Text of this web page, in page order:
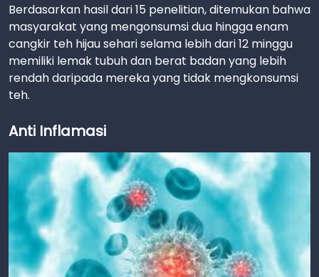
Berdasarkan hasil dari 15 penelitian, ditemukan bahwa
masyarakat yang mengonsumsi dua hingga enam
cangkir teh hijau sehari selama lebih dari 12 minggu
memiliki lemak tubuh dan berat badan yang lebih
rendah daripada mereka yang tidak mengkonsumsi
teh.
Anti Inflamasi